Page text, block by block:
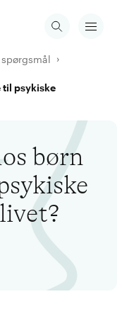
til psykiske
børn